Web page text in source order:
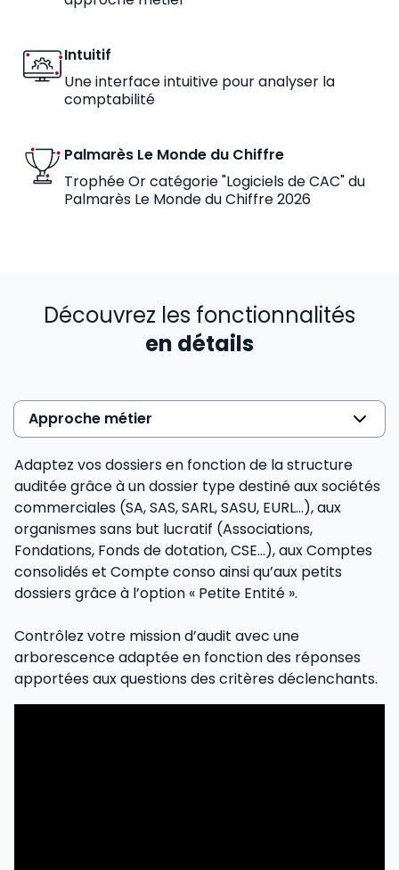
Intuitif
Une interface intuitive pour analyser la
comptabilité
Palmarès Le Monde du Chiffre
Trophée Or catégorie "Logiciels de CAC" du
Palmarès Le Monde du Chiffre 2026
Découvrez les fonctionnalités
en détails
Approche métier
Adaptez vos dossiers en fonction de la structure
auditée grâce à un dossier type destiné aux sociétés
commerciales (SA, SAS, SARL, SASU, EURL...), aux
organismes sans but lucratif (Associations,
Fondations, Fonds de dotation, CSE...), aux Comptes
consolidés et Compte conso ainsi qu’aux petits
dossiers grâce à l’option « Petite Entité ».
Contrôlez votre mission d’audit avec une
arborescence adaptée en fonction des réponses
apportées aux questions des critères déclenchants.